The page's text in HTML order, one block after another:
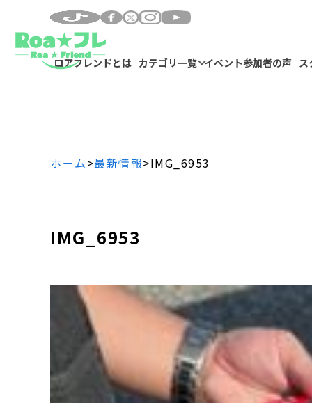
ロアフレンドとは カテゴリ一覧 イベント参加者の声
ホーム>最新情報>IMG_6953
IMG_6953